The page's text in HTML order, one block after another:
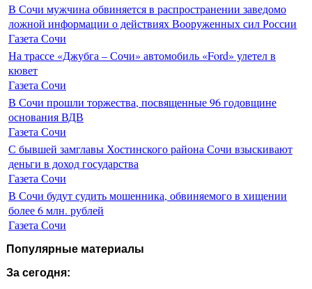
В Сочи мужчина обвиняется в распространении заведомо
ложной информации о действиях Вооруженных сил России
Газета Сочи
На трассе «Джубга – Сочи» автомобиль «Ford» улетел в
кювет
Газета Сочи
В Сочи прошли торжества, посвященные 96 годовщине
основания ВДВ
Газета Сочи
С бывшей замглавы Хостинского района Сочи взыскивают
деньги в доход государства
Газета Сочи
В Сочи будут судить мошенника, обвиняемого в хищении
более 6 млн. рублей
Газета Сочи
Популярные материалы
За сегодня: